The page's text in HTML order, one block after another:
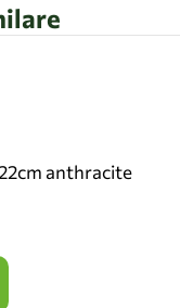
anthracite